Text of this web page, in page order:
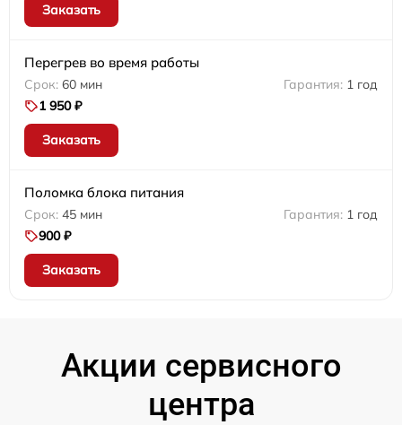
Заказать
Перегрев во время работы
60 мин
1 год
1 950 ₽
Заказать
Поломка блока питания
45 мин
1 год
900 ₽
Заказать
Акции сервисного
центра